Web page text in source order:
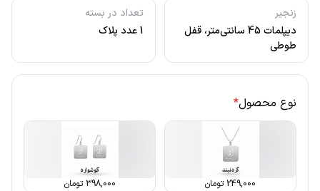
زنجیر
دیپلمات 45 سانتی‌متر، قفل
طوطی
تعداد در بسته
1 عدد پلاک
نوع محصول*
249,000 تومان 398,000 تومان